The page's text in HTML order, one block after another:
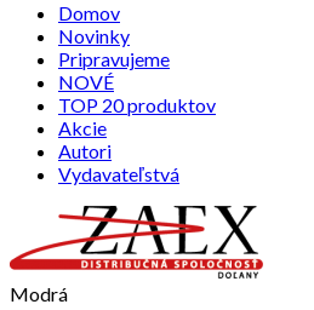
Domov
Novinky
Pripravujeme
NOVÉ
TOP 20 produktov
Akcie
Autori
Vydavateľstvá
Modrá